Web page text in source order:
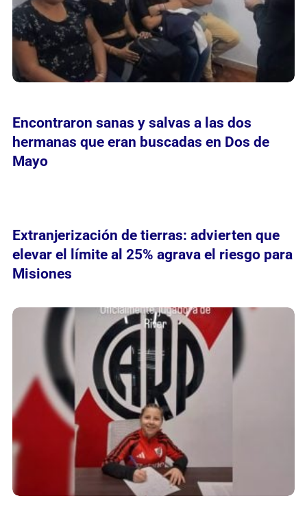
Encontraron sanas y salvas a las dos
hermanas que eran buscadas en Dos de
Mayo
Extranjerización de tierras: advierten que
elevar el límite al 25% agrava el riesgo para
Misiones